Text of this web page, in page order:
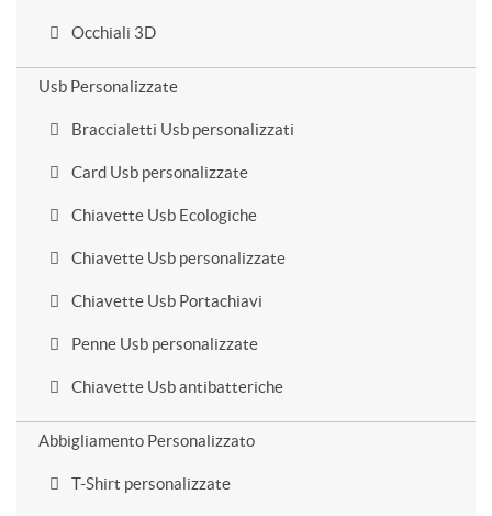
Occhiali 3D
Usb Personalizzate
Braccialetti Usb personalizzati
Card Usb personalizzate
Chiavette Usb Ecologiche
Chiavette Usb personalizzate
Chiavette Usb Portachiavi
Penne Usb personalizzate
Chiavette Usb antibatteriche
Abbigliamento Personalizzato
T-Shirt personalizzate